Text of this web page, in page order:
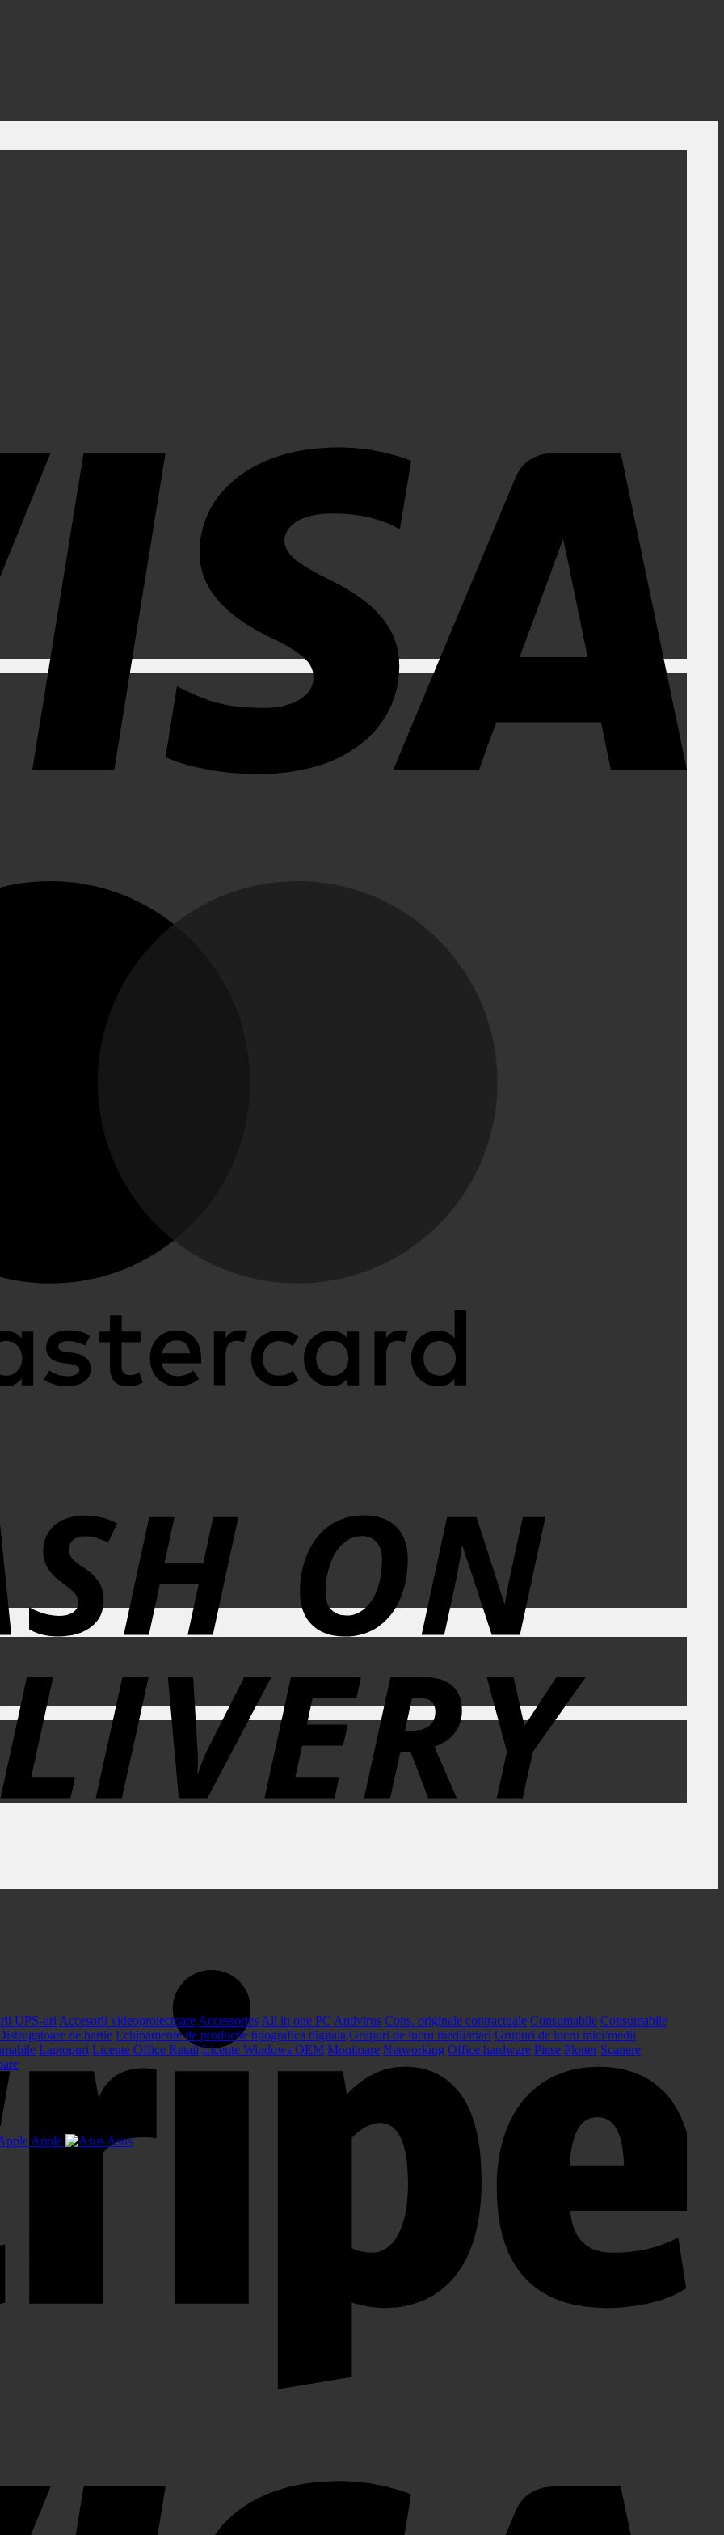
UPS-uri Accesorii videoproiectoare Accessories All in one PC Antivirus Cons. originale contractuale Consumabile Consumabile
de hartie Echipamente de productie tipografica digitala Grupuri de lucru medii/mari Grupuri de lucru mici/medii
Laptopuri Licente Office Retail Licente Windows OEM Monitoare Networking Office hardware Piese Plotter Scanere
Apple Asus